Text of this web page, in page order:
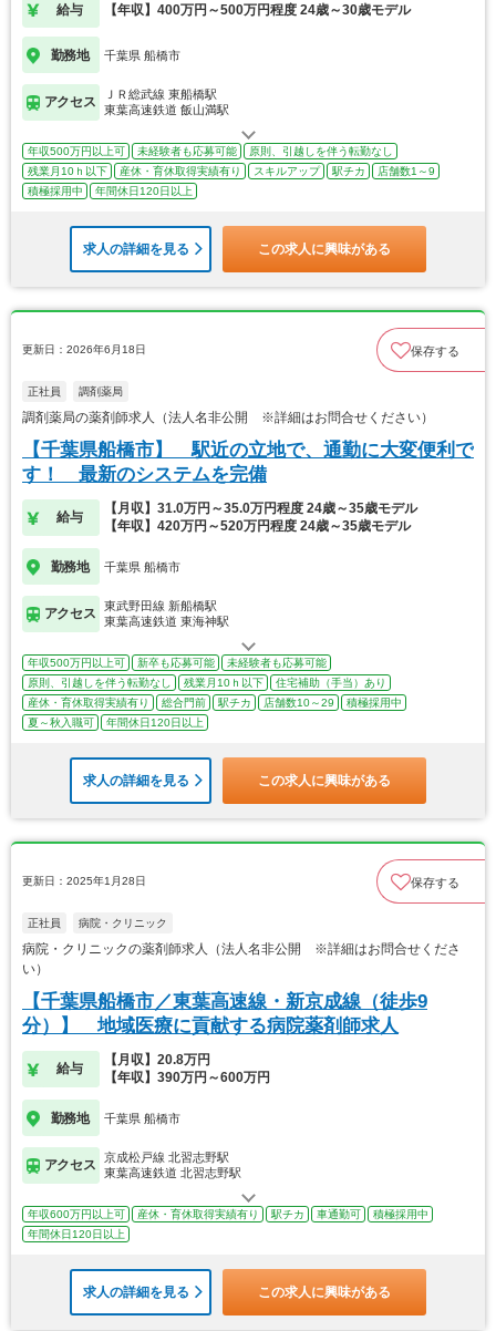
給与 【年収】400万円～500万円程度 24歳～30歳モデル
勤務地 千葉県 船橋市
アクセス
ＪＲ総武線 東船橋駅
東葉高速鉄道 飯山満駅
年収500万円以上可 未経験者も応募可能
原則、引越しを伴う転勤なし
残業月10ｈ以下
産休・育休取得実績有り スキルアップ 駅チカ
店舗数1～9
積極採用中
年間休日120日以上
求人の詳細を見る この求人に興味がある
更新日：2026年6月18日 保存する
正社員 調剤薬局
調剤薬局の薬剤師求人（法人名非公開 ※詳細はお問合せください）
【千葉県船橋市】 駅近の立地で、通勤に大変便利で
す！ 最新のシステムを完備
給与
【月収】31.0万円～35.0万円程度 24歳～35歳モデル
【年収】420万円～520万円程度 24歳～35歳モデル
勤務地 千葉県 船橋市
アクセス
東武野田線 新船橋駅
東葉高速鉄道 東海神駅
年収500万円以上可 新卒も応募可能
未経験者も応募可能
原則、引越しを伴う転勤なし
残業月10ｈ以下
住宅補助（手当）あり
産休・育休取得実績有り
総合門前 駅チカ 店舗数10～29
積極採用中
夏～秋入職可
年間休日120日以上
求人の詳細を見る この求人に興味がある
更新日：2025年1月28日 保存する
正社員 病院・クリニック
病院・クリニックの薬剤師求人（法人名非公開 ※詳細はお問合せくださ
い）
【千葉県船橋市／東葉高速線・新京成線（徒歩9
分）】 地域医療に貢献する病院薬剤師求人
給与
【月収】20.8万円
【年収】390万円～600万円
勤務地 千葉県 船橋市
アクセス
京成松戸線 北習志野駅
東葉高速鉄道 北習志野駅
年収600万円以上可 産休・育休取得実績有り 駅チカ 車通勤可
積極採用中
年間休日120日以上
求人の詳細を見る この求人に興味がある